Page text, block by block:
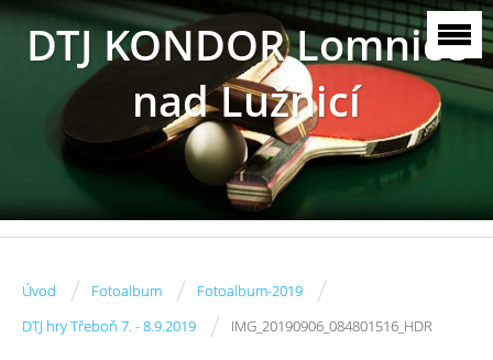
DTJ KONDOR Lomnice
nad Lužnicí
Úvod / Fotoalbum / Fotoalbum-2019 /
DTJ hry Třeboň 7. - 8.9.2019 / IMG_20190906_084801516_HDR